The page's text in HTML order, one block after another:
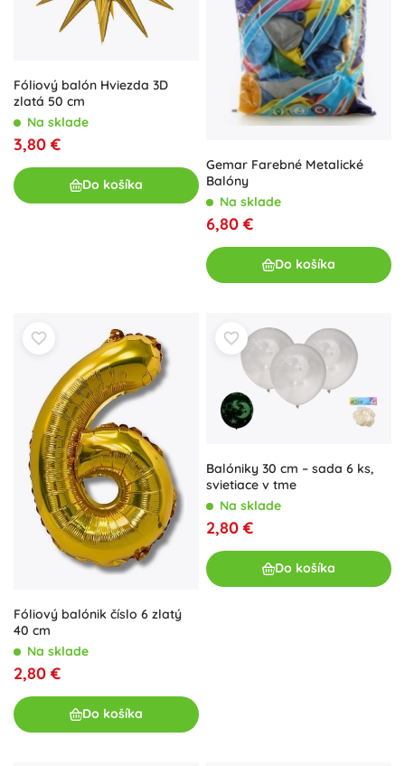
Fóliový balón Hviezda 3D
zlatá 50 cm
Na sklade
3,80 €
Do košíka
Gemar Farebné Metalické
Balóny
Na sklade
6,80 €
Do košíka
Fóliový balónik číslo 6 zlatý
40 cm
Na sklade
2,80 €
Do košíka
Balóniky 30 cm – sada 6 ks,
svietiace v tme
Na sklade
2,80 €
Do košíka